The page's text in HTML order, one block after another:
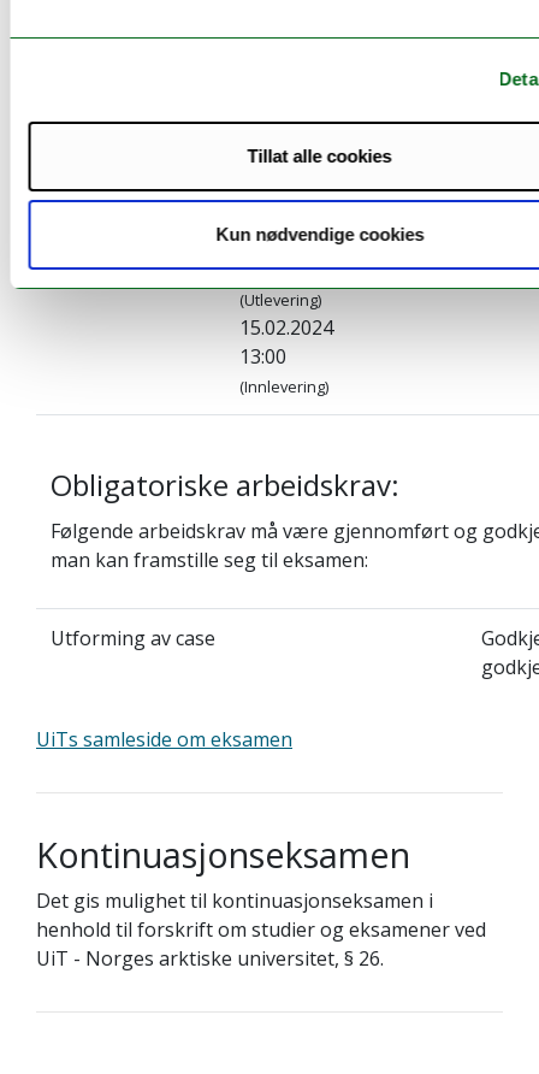
Tillat alle cookies
Kun nødvendige cookies
Eksamen
12.02.2024
09:00
(Utlevering)
15.02.2024
13:00
(Innlevering)
3 Dager
Obligatoriske arbeidskrav:
Følgende arbeidskrav må være gjennomført og
man kan framstille seg til eksamen:
Utforming av case
UiTs samleside om eksamen
Kontinuasjonseksamen
Det gis mulighet til kontinuasjonseksamen i
henhold til forskrift om studier og eksamener ved
UiT - Norges arktiske universitet, § 26.